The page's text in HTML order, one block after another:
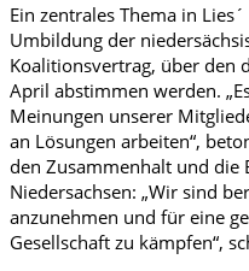
Ein zentrales Thema in
Umbildung der
Koalitionsvertrag, über den
April abstimmen werden.
Meinungen unserer
an Lösungen arbeiten“,
den Zusammenhalt und die
Niedersachsen: „Wir sind
anzunehmen und für eine
Gesellschaft zu kämpfen“,